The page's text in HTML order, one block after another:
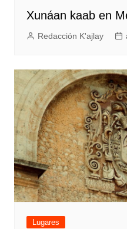
Xunáan kaab en
Redacción K'ajlay
Lugares